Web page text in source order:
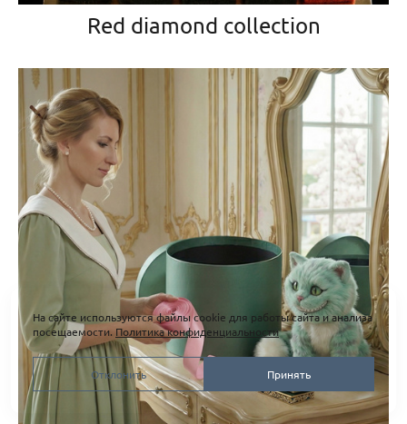
Red diamond collection
На сайте используются файлы cookie для работы сайта и анализа
посещаемости.Политика конфиденциальности
Отклонить Принять